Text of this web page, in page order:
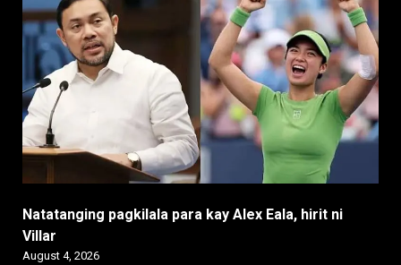
Natatanging pagkilala para kay Alex Eala, hirit ni
Villar
August 4, 2026